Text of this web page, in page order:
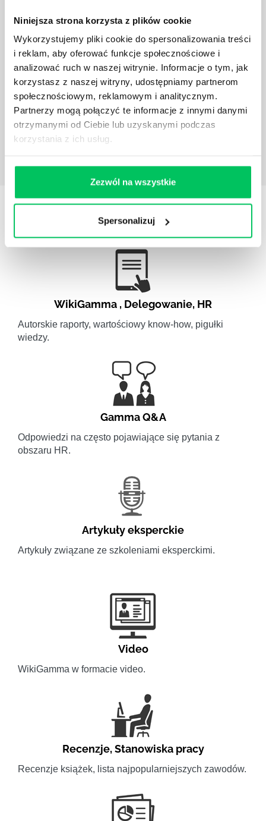
Niniejsza strona korzysta z plików cookie
Wykorzystujemy pliki cookie do spersonalizowania treści
i reklam, aby oferować funkcje społecznościowe i
analizować ruch w naszej witrynie. Informacje o tym, jak
korzystasz z naszej witryny, udostępniamy partnerom
społecznościowym, reklamowym i analitycznym.
Partnerzy mogą połączyć te informacje z innymi danymi
otrzymanymi od Ciebie lub uzyskanymi podczas
korzystania z ich usług.
Zezwól na wszystkie
Spersonalizuj
ART.103. PRAWO BUDOWLANE
USTAWA z dnia 7 lipca 1994 r. Prawo budowlane
Nowelizacja prawa budowlanego w 2020(łącznie ze
zmianami, które wejdą w 2 połowie 2020 roku)
STREFY WIEDZY
WikiGamma , Delegowanie, HR
Autorskie raporty, wartościowy know-how, pigułki
wiedzy.
Gamma Q&A
Odpowiedzi na często pojawiające się pytania z
obszaru HR.
Artykuły eksperckie
Artykuły związane ze szkoleniami eksperckimi.
Video
WikiGamma w formacie video.
Recenzje,Stanowiska pracy
Recenzje książek, lista najpopularniejszych zawodów.